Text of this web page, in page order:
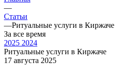
—
Статьи
—Ритуальные услуги в Киржаче
За все время
2025 2024
Ритуальные услуги в Киржаче
17 августа 2025